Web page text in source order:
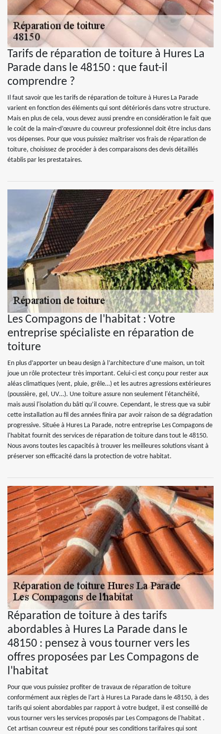
Tarifs de réparation de toiture à Hures La
Parade dans le 48150 : que faut-il
comprendre ?
Il faut savoir que les tarifs de réparation de toiture à Hures La Parade
varient en fonction des éléments qui sont détériorés dans votre structure.
Mais en plus de cela, vous devez aussi prendre en considération le fait que
le coût de la main-d’œuvre du couvreur professionnel doit être inclus dans
vos dépenses. Pour que vous puissiez maîtriser vos frais de réparation de
toiture, choisissez de procéder à des comparaisons des devis détaillés
établis par les prestataires.
Les Compagons de l'habitat : Votre
entreprise spécialiste en réparation de
toiture
En plus d’apporter un beau design à l’architecture d’une maison, un toit
joue un rôle protecteur très important. Celui-ci est conçu pour rester aux
aléas climatiques (vent, pluie, grêle…) et les autres agressions extérieures
(poussière, gel, UV…). Une toiture assure non seulement l'étanchéité,
mais aussi l'isolation du bâti qu’il couvre. Cependant, le stress que va subir
cette installation au fil des années finira par avoir raison de sa dégradation
progressive. Située à Hures La Parade, notre entreprise Les Compagons de
l'habitat fournit des services de réparation de toiture dans tout le 48150.
Nous avons toutes les capacités à trouver les meilleures solutions visant à
préserver son efficacité dans la protection de votre habitat.
Réparation de toiture à des tarifs
abordables à Hures La Parade dans le
48150 : pensez à vous tourner vers les
offres proposées par Les Compagons de
l'habitat
Pour que vous puissiez profiter de travaux de réparation de toiture
conformément aux règles de l’art à Hures La Parade dans le 48150, à des
tarifs qui soient abordables par rapport à votre budget, il est conseillé de
vous tourner vers les services proposés par Les Compagons de l'habitat .
Cet artisan couvreur est réputé pour ses conditions tarifaires qui sont